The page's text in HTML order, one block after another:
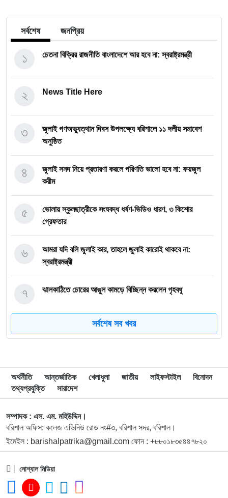
সর্বশেষ জনপ্রিয়
চেতনা বিক্রির রাজনীতি বাংলাদেশে আর হবে না: স্বরাষ্ট্রমন্ত্রী
১
News Title Here
২
জুলাই গণঅভ্যুত্থান দিবস উপলক্ষ্যে বরিশালে ১১ দলীয় সমাবেশ
অনুষ্ঠিত
৩
জুলাই সনদ নিয়ে প্রতারণা করলে পরিণতি ভালো হবে না: ফয়জুল
করীম
৪
ভোলায় স্কুলছাত্রীকে সংঘবদ্ধ ধর্ষণ-ভিডিও ধারণ, ৩ কিশোর
গ্রেফতার
৫
আমরা যদি বলি জুলাই কার, তাহলে জুলাই কারোই থাকবে না:
স্বরাষ্ট্রমন্ত্রী
৬
ঝালকাঠিতে চোরের আঙুল কামড়ে বিচ্ছিন্ন করলেন গৃহবধূ
৭
ছাত্রকে দিয়ে এইচএসসির খাতা মূল্যায়নের অভিযাগে শিক্ষক বরখাস্ত
৮
৯
বিএম কলেজে নানা আয়োজনে পালিত হলো জুলাই গণঅভ্যুত্থান
দিবস
বিএম কলেজে “শিবির” ট্যাগ দিয়ে জুলাইয়ের অনুষ্ঠান বন্ধের
অভিযোগ ছাত্রদলের বিরুদ্ধে
১১
সরকারি বিএম কলেজ যুব রেড ক্রিসেন্টের অরিয়েন্টেশন ও নবীনবরণ
অনুষ্ঠিত
১২
সর্বশেষ সব খবর
অর্থনীতি আন্তর্জাতিক খেলাধুলা জাতীয় লাইফস্টাইল
বিনোদন
তথ্যপ্রযুক্তি
সারাদেশ
সম্পাদক : এস. এম. মহিউদ্দিন।
বরিশাল অফিস: কলেজ এভিনিউ রোড নং#৩, বরিশাল সদর, বরিশাল।
ইমেইল : barishalpatrika@gmail.com ফোন : +৮৮০১৮৩৫৪৪৭৮২০
সোশ্যাল মিডিয়া